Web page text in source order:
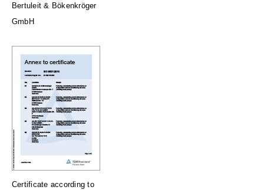
Bertuleit & Bökenkröger
GmbH
Certificate according to